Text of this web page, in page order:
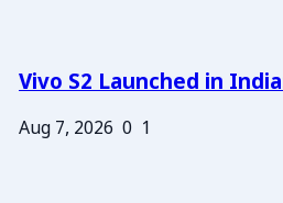
Vivo S2 Launched in
Aug 7, 2026 0 1